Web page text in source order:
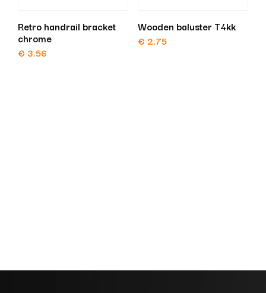
Retro handrail bracket
chrome
€ 3.56
Wooden baluster T4kk
€ 2.75